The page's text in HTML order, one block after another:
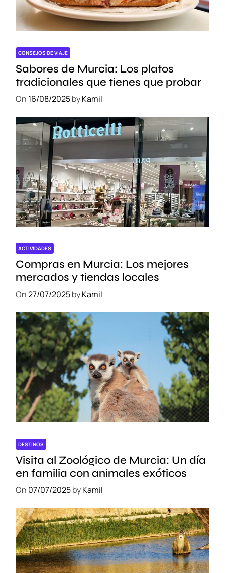
n
:
¡
s
e
v
a
t
u
s
c
a
p
a
d
x
l
u
i
v
a
!
CONSEJOS DE VIAJE
Sabores de Murcia: Los platos
tradicionales que tienes que probar
On 16/08/2025byKamil
ACTIVIDADES
Compras en Murcia: Los mejores
mercados y tiendas locales
On27/07/2025byKamil
DESTINOS
Visita al Zoológico de Murcia: Un día
en familia con animales exóticos
On 07/07/2025byKamil